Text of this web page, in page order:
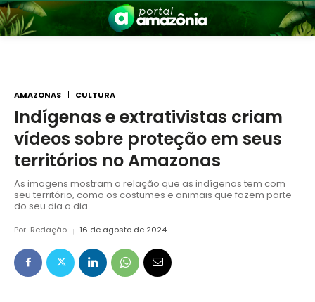
Amazônia
AMAZONAS CULTURA
Indígenas e extrativistas criam
vídeos sobre proteção em seus
territórios no Amazonas
As imagens mostram a relação que as indígenas tem com
seu território, como os costumes e animais que fazem parte
do seu dia a dia.
Por Redação 16 de agosto de 2024